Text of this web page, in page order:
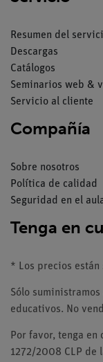
Resumen del
Descargas
Catálogos
Seminarios web &
Servicio al cliente
Compañía
Sobre nosotros
Política de calidad
Seguridad en el
Tenga en
* Los precios están
Sólo
educativos. No
Por favor, tenga
1272/2008 CLP de